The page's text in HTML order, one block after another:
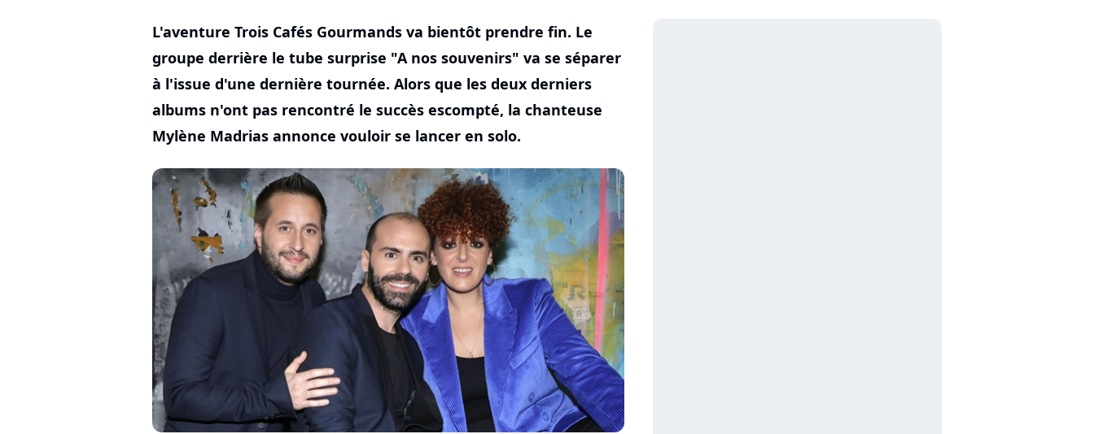
L'aventure Trois Cafés Gourmands va bientôt prendre fin. Le
groupe derrière le tube surprise "A nos souvenirs" va se séparer
à l'issue d'une dernière tournée. Alors que les deux derniers
albums n'ont pas rencontré le succès escompté, la chanteuse
Mylène Madrias annonce vouloir se lancer en solo.